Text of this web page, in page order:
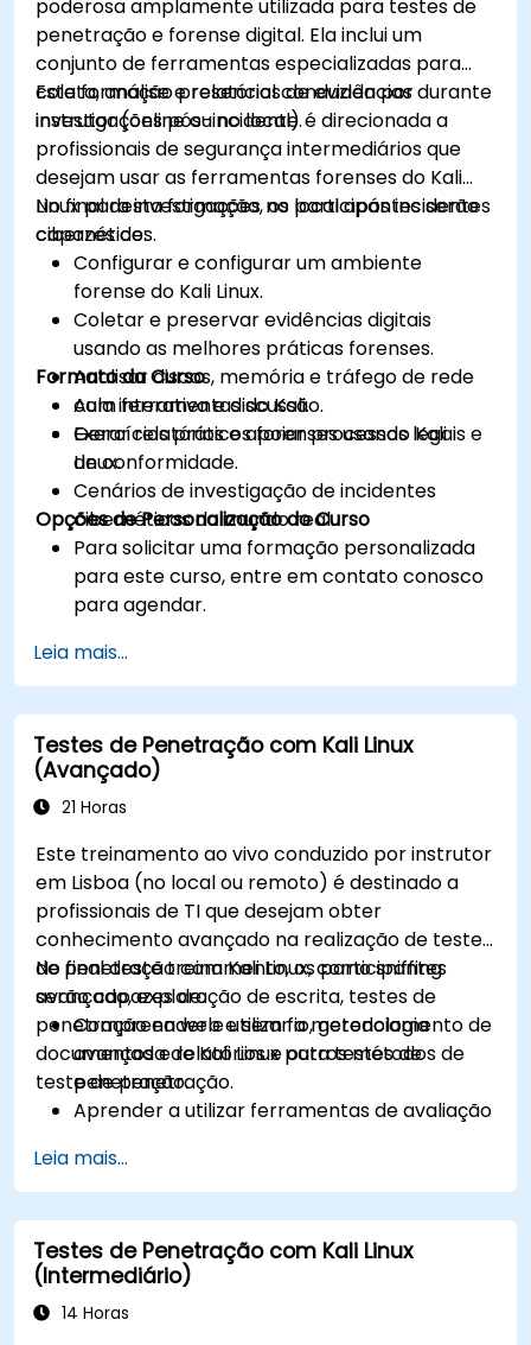
poderosa amplamente utilizada para testes de
penetração e forense digital. Ela inclui um
conjunto de ferramentas especializadas para
coleta, análise e relatórios de evidências durante
investigações pós-incidente.
Esta formação presencial conduzida por
instrutor (online ou no local) é direcionada a
profissionais de segurança intermediários que
desejam usar as ferramentas forenses do Kali
Linux para investigações no local após incidentes
cibernéticos.
No final desta formação, os participantes serão
capazes de:
Configurar e configurar um ambiente
forense do Kali Linux.
Coletar e preservar evidências digitais
usando as melhores práticas forenses.
Analisar discos, memória e tráfego de rede
com ferramentas do Kali.
Gerar relatórios e apoiar processos legais e
de conformidade.
Formato da Curso
Aula interativa e discussão.
Exercícios práticos forenses usando Kali
Linux.
Cenários de investigação de incidentes
cibernéticos do mundo real.
Opções de Personalização do Curso
Para solicitar uma formação personalizada
para este curso, entre em contato conosco
para agendar.
Leia mais...
Testes de Penetração com Kali Linux
(Avançado)
21 Horas
Este treinamento ao vivo conduzido por instrutor
em Lisboa (no local ou remoto) é destinado a
profissionais de TI que desejam obter
conhecimento avançado na realização de testes
de penetração com Kali Linux, como sniffing
avançado, exploração de escrita, testes de
penetração na web e sem fio, gerenciamento de
documentos e relatórios e outros métodos de
teste de penetração.
No final deste treinamento, os participantes
serão capazes de:
Compreender e utilizar a metodologia
avançada de Kali Linux para testes de
penetração.
Aprender a utilizar ferramentas de avaliação
Gerir provas, recolha de dados e relatórios
utilizando Kali Linux.
Aprender sobre explorações, ataques e
escalonamentos de privilégios.
Leia mais...
Testes de Penetração com Kali Linux
(Intermediário)
14 Horas